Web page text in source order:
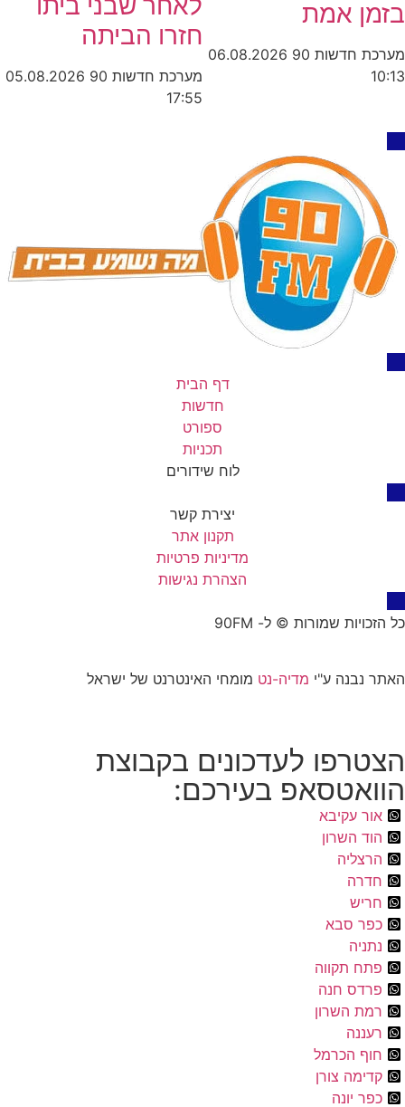
בזמן אמת
מערכת חדשות 90
06.08.2026
10:13
חזרו הביתה
מערכת חדשות 90
05.08.2026
17:55
דף הבית
חדשות
ספורט
תכניות
לוח שידורים
יצירת קשר
תקנון אתר
מדיניות פרטיות
הצהרת נגישות
כל הזכויות שמורות © ל- 90FM
האתר נבנה ע"י מדיה-נט מומחי האינטרנט של ישראל
הצטרפו לעדכונים בקבוצת
הוואטסאפ בעירכם:
אור עקיבא
הוד השרון
הרצליה
חדרה
חריש
כפר סבא
נתניה
פתח תקווה
פרדס חנה
רמת השרון
רעננה
חוף הכרמל
קדימה צורן
כפר יונה